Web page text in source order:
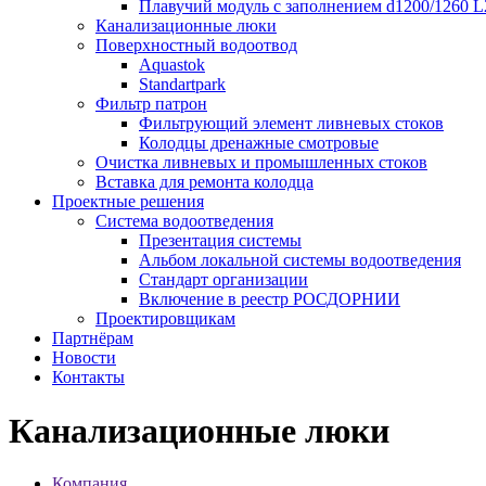
Плавучий модуль с заполнением d1200/1260
Канализационные люки
Поверхностный водоотвод
Aquastok
Standartpark
Фильтр патрон
Фильтрующий элемент ливневых стоков
Колодцы дренажные смотровые
Очистка ливневых и промышленных стоков
Вставка для ремонта колодца
Проектные решения
Система водоотведения
Презентация системы
Альбом локальной системы водоотведения
Стандарт организации
Включение в реестр РОСДОРНИИ
Проектировщикам
Партнёрам
Новости
Контакты
Канализационные люки